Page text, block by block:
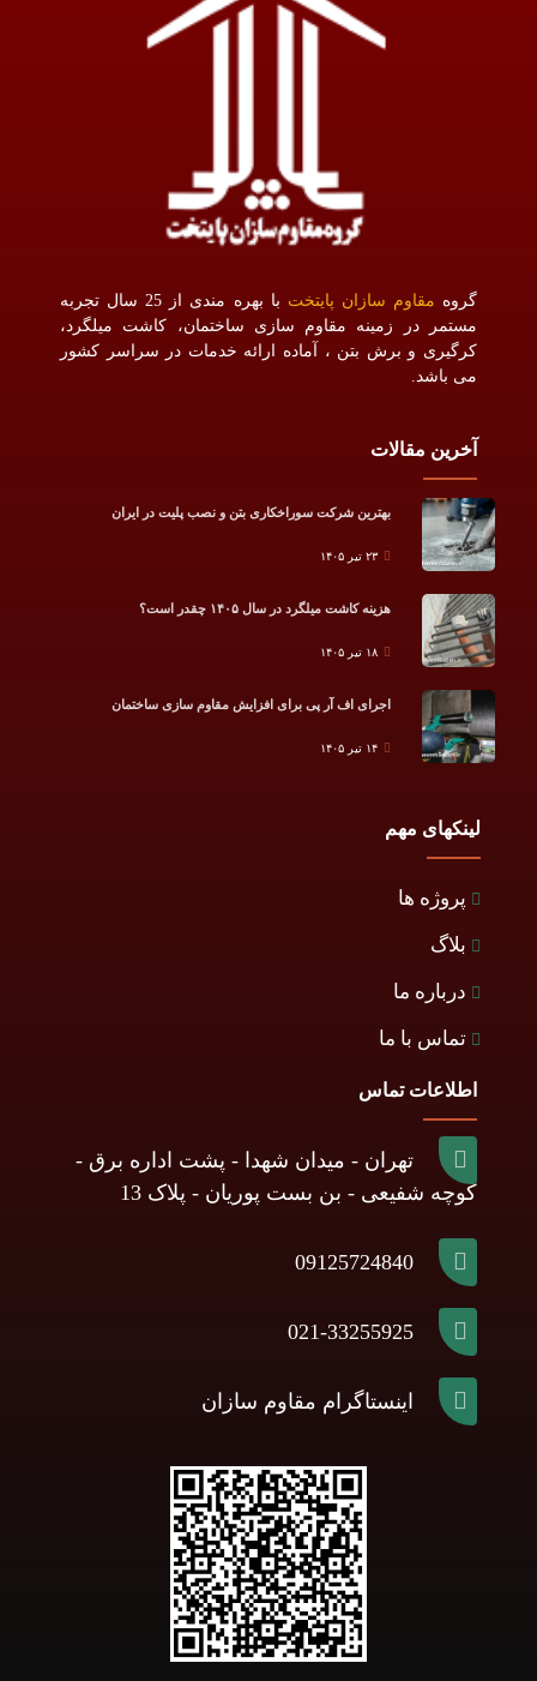
گروه مقاوم سازان پایتخت
با بهره مندی از 25 سال تجربه
مستمر در زمینه مقاوم سازی ساختمان، کاشت میلگرد،
کرگیری و برش بتن ، آماده ارائه خدمات در سراسر کشور
می باشد.
آخرین مقالات
بهترین شرکت سوراخکاری بتن و نصب پلیت در ایران
۲۳ تیر ۱۴۰۵
هزینه کاشت میلگرد در سال ۱۴۰۵ چقدر است؟
۱۸ تیر ۱۴۰۵
اجرای اف آر پی برای افزایش مقاوم سازی ساختمان
۱۴ تیر ۱۴۰۵
لینکهای مهم
پروژه ها
بلاگ
درباره ما
تماس با ما
اطلاعات تماس
تهران - میدان شهدا - پشت اداره برق -
کوچه شفیعی - بن بست پوریان - پلاک 13
09125724840
021-33255925
اینستاگرام مقاوم سازان